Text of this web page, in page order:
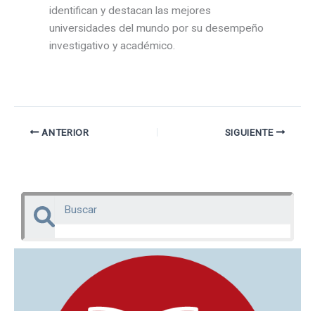
identifican y destacan las mejores
universidades del mundo por su desempeño
investigativo y académico.
ANTERIOR SIGUIENTE